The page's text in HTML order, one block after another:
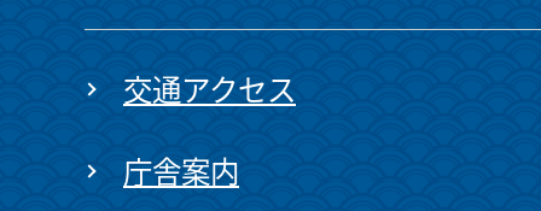
交通アクセス
庁舎案内